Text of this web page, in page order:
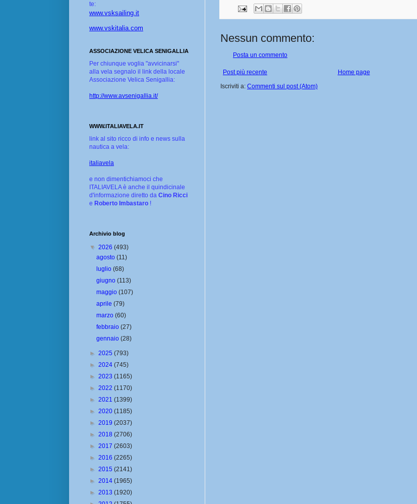
Nessun commento:
Posta un commento
Post più recente
Home page
Iscriviti a: Commenti sul post (Atom)
te:
www.vsksailing.it
www.vskitalia.com
ASSOCIAZIONE VELICA SENIGALLIA
Per chiunque voglia "avvicinarsi"
alla vela segnalo il link della locale
Associazione Velica Senigallia:
http://www.avsenigallia.it/
WWW.ITALIAVELA.IT
link al sito ricco di info e news sulla
nautica a vela:
italiavela
e non dimentichiamoci che
ITALIAVELA è anche il quindicinale
d'informazione diretto da Cino Ricci
e Roberto Imbastaro !
Archivio blog
▼ 2026 (493)
agosto(11)
luglio(68)
giugno(113)
maggio(107)
aprile(79)
marzo(60)
febbraio(27)
gennaio(28)
► 2025 (793)
► 2024 (745)
► 2023 (1165)
► 2022 (1170)
► 2021 (1399)
► 2020 (1185)
► 2019 (2037)
► 2018 (2706)
► 2017 (2603)
► 2016 (2265)
► 2015 (2141)
► 2014 (1965)
► 2013 (1920)